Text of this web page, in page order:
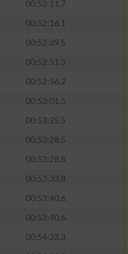
00:52:11.7
00:52:16.1
00:52:39.5
00:52:51.3
00:52:56.2
00:53:01.5
00:53:25.5
00:53:28.5
00:53:28.8
00:53:33.8
00:53:40.6
00:53:40.6
00:54:23.3
Auswahl